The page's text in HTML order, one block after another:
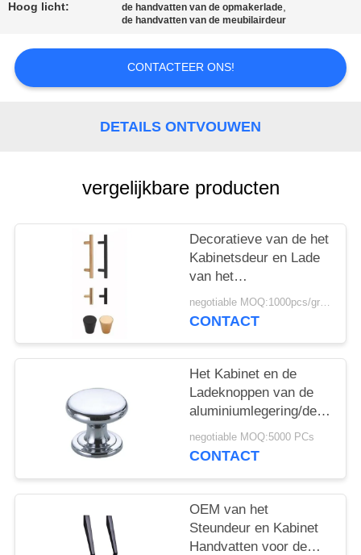
CITAAT
SITEMAP
Hoog licht: de handvatten van de opmakerlade,
de handvatten van de meubilairdeur
CONTACTEER ONS!
DETAILS ONTVOUWEN
vergelijkbare producten
Decoratieve van de het
Kabinetsdeur en Lade
van het
Keukenaluminium
Handvatten Nieuwe
negotiable MOQ:1000pcs/grootte/kleur
CONTACT
Het Kabinet en de
Ladeknoppen van de
aluminiumlegering/de
Knoppen van de
Meubilairhardware
negotiable MOQ:5000 PCs
CONTACT
OEM van het
Steundeur en Kabinet
Handvatten voor de